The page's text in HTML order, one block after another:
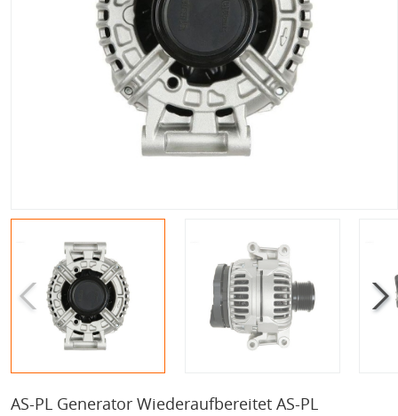
AS-PL Generator Wiederaufbereitet AS-PL